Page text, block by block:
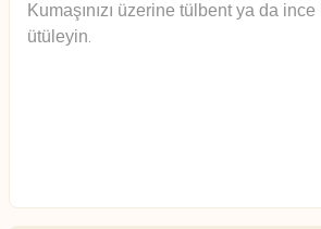
Kumaşınızı üzerine tülbent ya da
ütüleyin.